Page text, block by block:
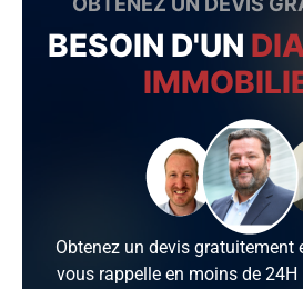
BESOIN D'UN
Obtenez un devis gratuitement
vous rappelle en moins de 24H